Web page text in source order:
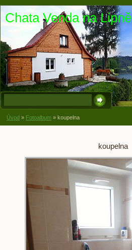
Chata Venda na Lipně
Úvod » Fotoalbum » koupelna
koupelna